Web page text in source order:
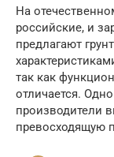
На
российские, и
предлагают
так как
отличается.
производители
превосходящую